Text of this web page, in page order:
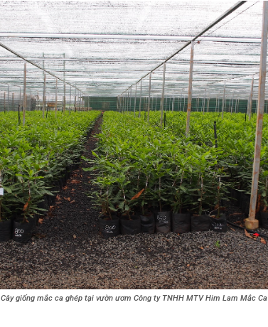
Cây giống mắc ca ghép tại vườn ươm Công ty TNHH MTV Him Lam Mắc Ca